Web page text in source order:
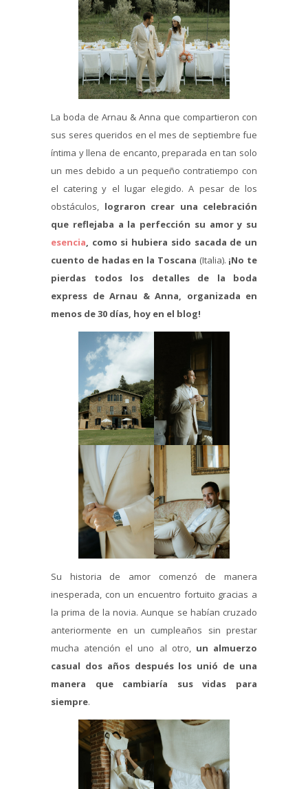
La boda de Arnau & Anna que compartieron con
sus seres queridos en el mes de septiembre fue
íntima y llena de encanto, preparada en tan solo
un mes debido a un pequeño contratiempo con
el catering y el lugar elegido. A pesar de los
obstáculos, lograron crear una celebración
que reflejaba a la perfección su amor y su
esencia, como si hubiera sido sacada de un
cuento de hadas en la Toscana (Italia). ¡No te
pierdas todos los detalles de la boda
express de Arnau & Anna, organizada en
menos de 30 días, hoy en el blog!
Su historia de amor comenzó de manera
inesperada, con un encuentro fortuito gracias a
la prima de la novia. Aunque se habían cruzado
anteriormente en un cumpleaños sin prestar
mucha atención el uno al otro, un almuerzo
casual dos años después los unió de una
manera que cambiaría sus vidas para
siempre.